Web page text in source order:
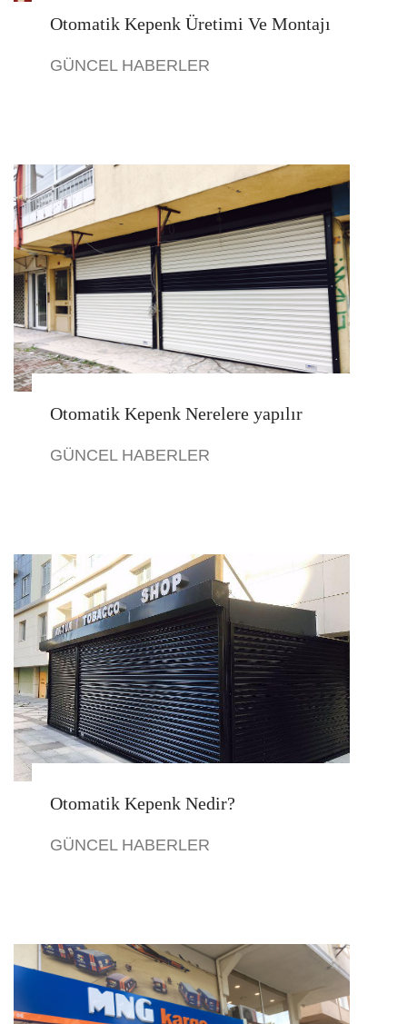
Otomatik Kepenk Üretimi Ve Montajı
GÜNCEL HABERLER
Otomatik Kepenk Nerelere yapılır
GÜNCEL HABERLER
Otomatik Kepenk Nedir?
GÜNCEL HABERLER